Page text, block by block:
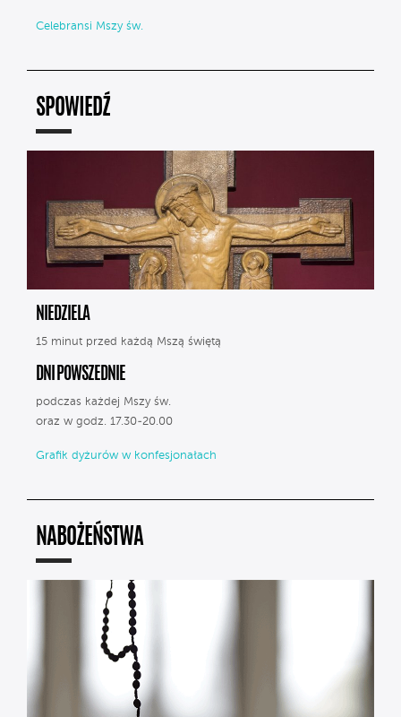
Celebransi Mszy św.
SPOWIEDŹ
NIEDZIELA
15 minut przed każdą Mszą świętą
DNI POWSZEDNIE
podczas każdej Mszy św.
oraz w godz. 17.30-20.00
Grafik dyżurów w konfesjonałach
NABOŻEŃSTWA